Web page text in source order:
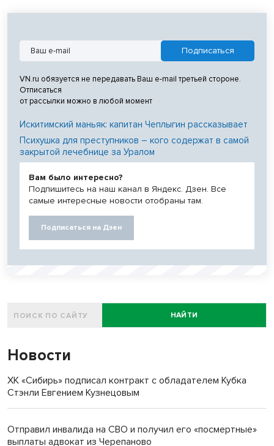
VN.ru обязуется не передавать Ваш e-mail третьей стороне.
Отписаться
от рассылки можно в любой момент
Искитимский маньяк: капитан Чеплыгин рассказывает
Психушка для преступников – кого содержат в самой
закрытой лечебнице за Уралом
Вам было интересно?
Подпишитесь на наш канал в Яндекс. Дзен. Все
самые интересные новости отобраны там.
Подписаться на Дзен
НАЙТИ
Новости
ХК «Сибирь» подписал контракт с обладателем Кубка
Стэнли Евгением Кузнецовым
Отправил инвалида на СВО и получил его «посмертные»
выплаты адвокат из Черепаново